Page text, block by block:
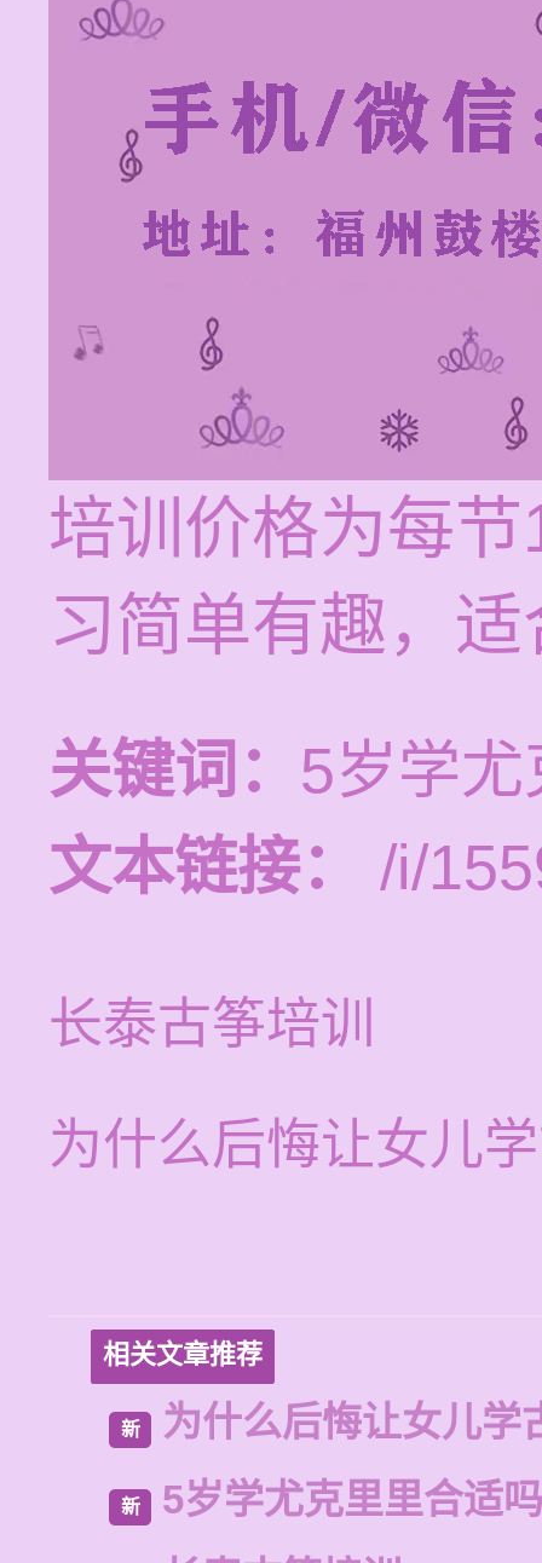
培训价格为每
习简单有趣，
关键词： 5岁学
文本链接：
/i/
长泰古筝培训
为什么后悔让女儿
相关文章推荐
新 为什么后悔让女儿学
新
5岁学尤克里里合适吗